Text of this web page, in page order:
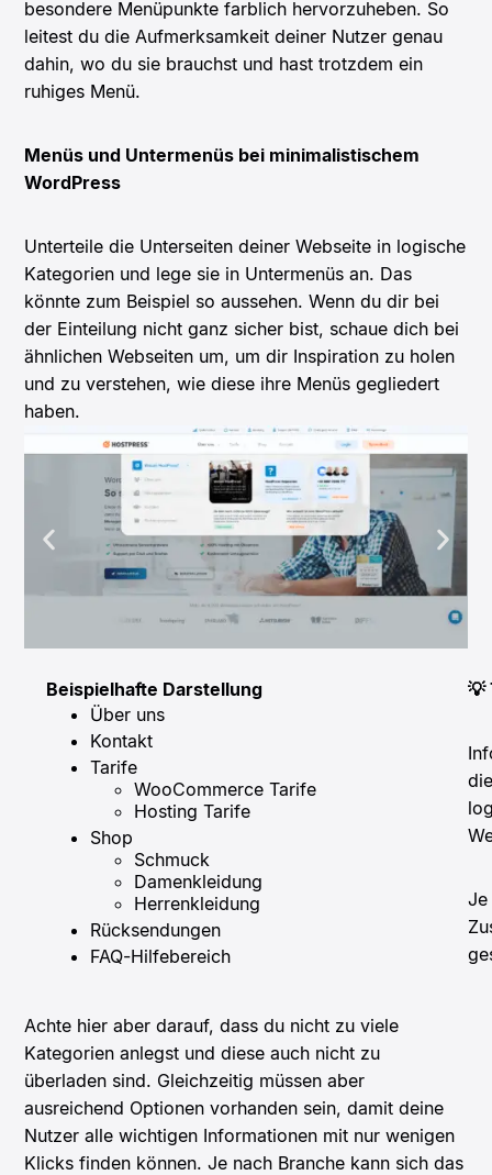
besondere Menüpunkte farblich hervorzuheben. So
leitest du die Aufmerksamkeit deiner Nutzer genau
dahin, wo du sie brauchst und hast trotzdem ein
ruhiges Menü.
Menüs und Untermenüs bei minimalistischem
WordPress
Unterteile die Unterseiten deiner Webseite in logische
Kategorien und lege sie in Untermenüs an. Das
könnte zum Beispiel so aussehen. Wenn du dir bei
der Einteilung nicht ganz sicher bist, schaue dich bei
ähnlichen Webseiten um, um dir Inspiration zu holen
und zu verstehen, wie diese ihre Menüs gegliedert
haben.
Beispielhafte Darstellung
Über uns
Kontakt
Tarife
WooCommerce Tarife
Hosting Tarife
Shop
Schmuck
Damenkleidung
Herrenkleidung
Rücksendungen
FAQ-Hilfebereich
💡
Je
Achte hier aber darauf, dass du nicht zu viele
Kategorien anlegst und diese auch nicht zu
überladen sind. Gleichzeitig müssen aber
ausreichend Optionen vorhanden sein, damit deine
Nutzer alle wichtigen Informationen mit nur wenigen
Klicks finden können. Je nach Branche kann sich das